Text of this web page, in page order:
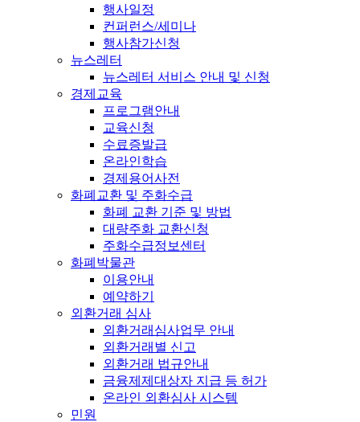
행사일정
컨퍼런스/세미나
행사참가신청
뉴스레터
뉴스레터 서비스 안내 및 신청
경제교육
프로그램안내
교육신청
수료증발급
온라인학습
경제용어사전
화폐교환 및 주화수급
화폐 교환 기준 및 방법
대량주화 교환신청
주화수급정보센터
화폐박물관
이용안내
예약하기
외환거래 심사
외환거래심사업무 안내
외환거래별 신고
외환거래 법규안내
금융제제대상자 지급 등 허가
온라인 외환심사 시스템
민원